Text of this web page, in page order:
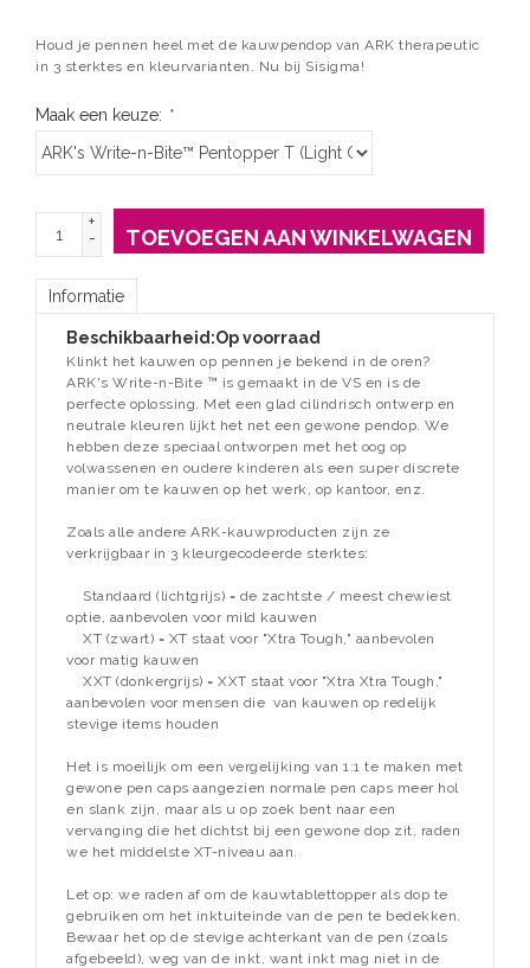
Houd je pennen heel met de kauwpendop van ARK therapeutic
in 3 sterktes en kleurvarianten. Nu bij Sisigma!
Maak een keuze: *
+
-
TOEVOEGEN AAN WINKELWAGEN
Informatie
Beschikbaarheid:Op voorraad
Klinkt het kauwen op pennen je bekend in de oren?
ARK's Write-n-Bite ™ is gemaakt in de VS en is de
perfecte oplossing. Met een glad cilindrisch ontwerp en
neutrale kleuren lijkt het net een gewone pendop. We
hebben deze speciaal ontworpen met het oog op
volwassenen en oudere kinderen als een super discrete
manier om te kauwen op het werk, op kantoor, enz.
Zoals alle andere ARK-kauwproducten zijn ze
verkrijgbaar in 3 kleurgecodeerde sterktes:
Standaard (lichtgrijs) = de zachtste / meest chewiest
optie, aanbevolen voor mild kauwen
XT (zwart) = XT staat voor "Xtra Tough," aanbevolen
voor matig kauwen
XXT (donkergrijs) = XXT staat voor "Xtra Xtra Tough,"
aanbevolen voor mensen die van kauwen op redelijk
stevige items houden
Het is moeilijk om een ​​vergelijking van 1:1 te maken met
gewone pen caps aangezien normale pen caps meer hol
en slank zijn, maar als u op zoek bent naar een
vervanging die het dichtst bij een gewone dop zit, raden
we het middelste XT-niveau aan.
Let op: we raden af ​​om de kauwtablettopper als dop te
gebruiken om het inktuiteinde van de pen te bedekken.
Bewaar het op de stevige achterkant van de pen (zoals
afgebeeld), weg van de inkt, want inkt mag niet in de